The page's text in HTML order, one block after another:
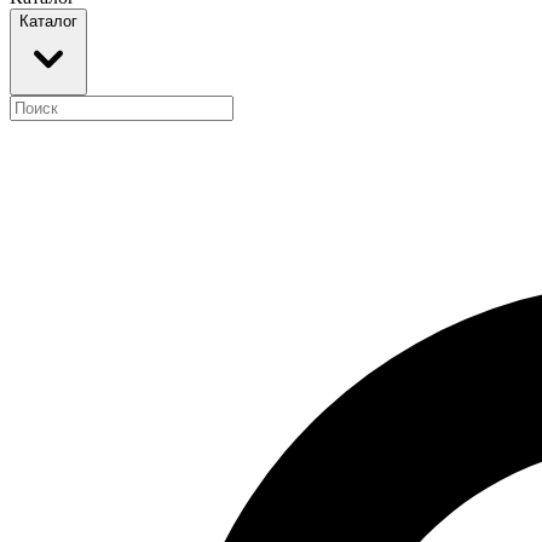
Каталог